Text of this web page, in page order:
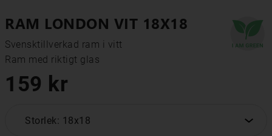
RAM LONDON VIT 18X18
Svensktillverkad ram i vitt
Ram med riktigt glas
159 kr
Storlek: 18x18